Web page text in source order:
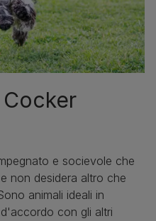
e socievole che
non desidera altro che
animali ideali in
con gli altri